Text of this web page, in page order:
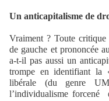
Un anticapitalisme de
Vraiment ? Toute critique
de gauche et prononcée
a-t-il pas aussi un
trompe en identifiant la
libérale (du genre
l’individualisme forcené